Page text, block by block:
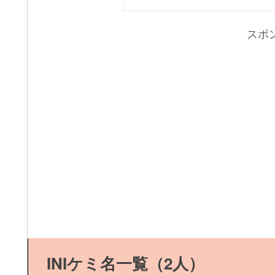
スポ
INIケミ名一覧（2人）